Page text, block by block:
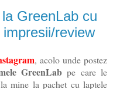
GreenLab cu
review
, acolo unde postez
GreenLab pe care le
mine la pachet cu laptele